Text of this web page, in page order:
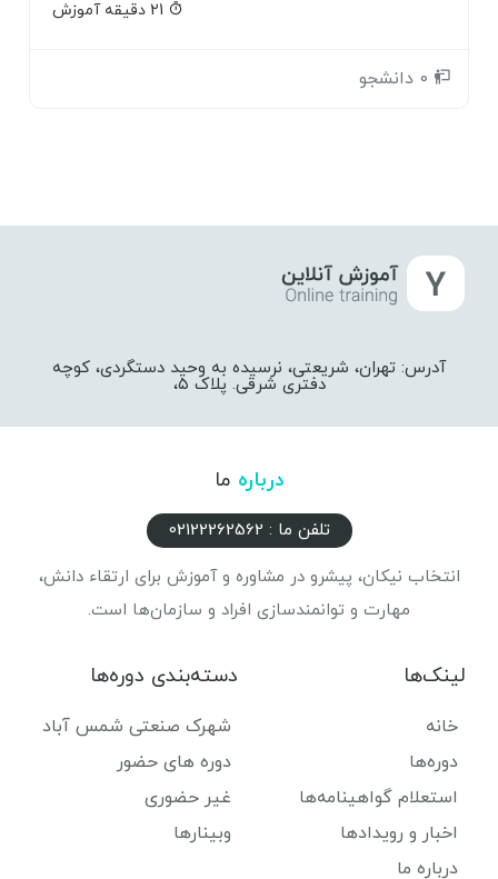
0 دانشجو
آدرس: تهران، شریعتی، نرسیده به وحید دستگردی، کوچه
دفتری شرقی. پلاک ۵،
درباره ما
تلفن ما : 02122262562
انتخاب نیکان، پیشرو در مشاوره و آموزش برای ارتقاء دانش،
مهارت و توانمندسازی افراد و سازمان‌ها است.
لینک‌ها
خانه
دوره‌ها
استعلام گواهینامه‌ها
اخبار و رویدادها
درباره ما
دسته‌بندی دوره‌ها
شهرک صنعتی شمس آباد
دوره های حضور
غیر حضوری
وبینارها